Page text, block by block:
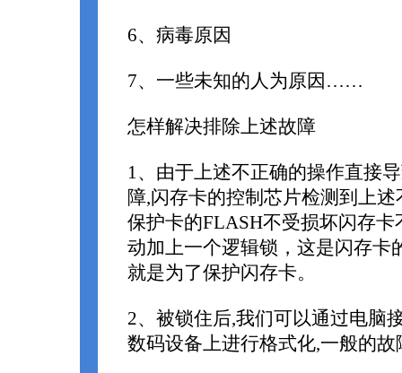
6、病毒原因
7、一些未知的人为原因……
怎样解决排除上述故障
1、由于上述不正确的操作直接
障,闪存卡的控制芯片检测到上
保护卡的FLASH不受损坏闪存
动加上一个逻辑锁，这是闪存卡
就是为了保护闪存卡。
2、被锁住后,我们可以通过电脑
数码设备上进行格式化,一般的